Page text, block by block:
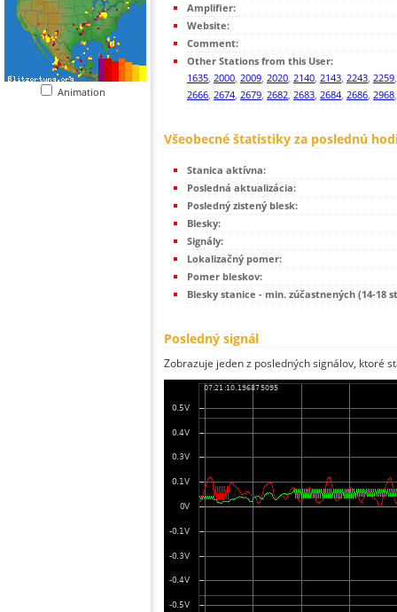
Animation
Amplifier:
Website:
Comment:
Other Stations from this User:
1635, 2000, 2009, 2020, 2140, 2143, 2243, 2259
2666, 2674, 2679, 2682, 2683, 2684, 2686, 2968
Všeobecné štatistiky za poslednú
Stanica aktívna:
Posledná aktualizácia:
Posledný zistený blesk:
Blesky:
Signály:
Lokalizačný pomer:
Pomer bleskov:
Blesky stanice - min. zúčastnených (14-18
Posledný signál
Zobrazuje jeden z posledných signálov, ktoré